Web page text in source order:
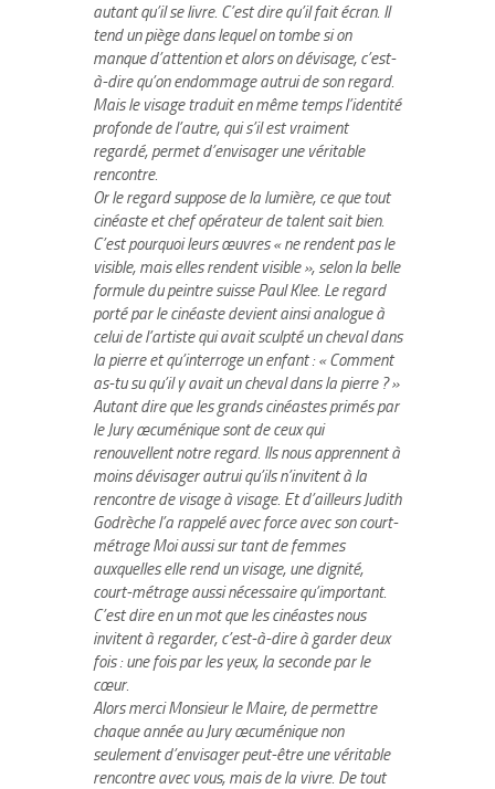
autant qu’il se livre. C’est dire qu’il fait écran. Il
tend un piège dans lequel on tombe si on
manque d’attention et alors on dévisage, c’est-
à-dire qu’on endommage autrui de son regard.
Mais le visage traduit en même temps l’identité
profonde de l’autre, qui s’il est vraiment
regardé, permet d’envisager une véritable
rencontre.
Or le regard suppose de la lumière, ce que tout
cinéaste et chef opérateur de talent sait bien.
C’est pourquoi leurs œuvres « ne rendent pas le
visible, mais elles rendent visible », selon la belle
formule du peintre suisse Paul Klee. Le regard
porté par le cinéaste devient ainsi analogue à
celui de l’artiste qui avait sculpté un cheval dans
la pierre et qu’interroge un enfant : « Comment
as-tu su qu’il y avait un cheval dans la pierre ? »
Autant dire que les grands cinéastes primés par
le Jury œcuménique sont de ceux qui
renouvellent notre regard. Ils nous apprennent à
moins dévisager autrui qu’ils n’invitent à la
rencontre de visage à visage. Et d’ailleurs Judith
Godrèche l’a rappelé avec force avec son court-
métrageMoi aussisur tant de femmes
auxquelles elle rend un visage, une dignité,
court-métrage aussi nécessaire qu’important.
C’est dire en un mot que les cinéastes nous
invitent à regarder, c’est-à-dire à garder deux
fois : une fois par les yeux, la seconde par le
cœur.
Alors merci Monsieur le Maire, de permettre
chaque année au Jury œcuménique non
seulement d’envisager peut-être une véritable
rencontre avec vous, mais de la vivre. De tout